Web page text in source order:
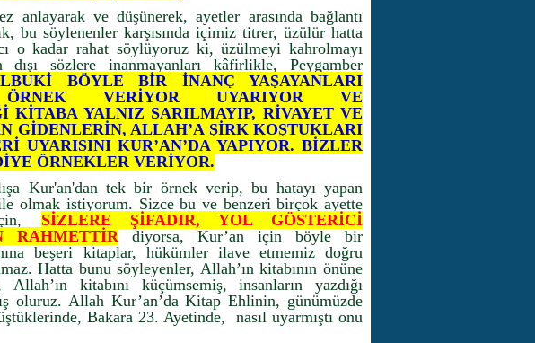
anlayarak ve düşünerek, ayetler arasında bağlantı
bu söylenenler karşısında içimiz titrer, üzülür hatta
o kadar rahat söylüyoruz ki, üzülmeyi kahrolmayı
sözlere inanmayanları kâfirlikle, Peygamber
BÖYLE BİR İNANÇ YAŞAYANLARI
VERİYOR UYARIYOR VE
KİTABA YALNIZ SARILMAYIP, RİVAYET VE
GİDENLERİN, ALLAH’A ŞİRK KOŞTUKLARI
UYARISINI KUR’AN’DA YAPIYOR. BİZLER
ÖRNEKLER VERİYOR.
Kur'an'dan tek bir örnek verip, bu hatayı yapan
olmak istiyorum. Sizce bu ve benzeri birçok ayette
SİZLERE ŞİFADIR, YOL GÖSTERİCİ
RAHMETTİRdiyorsa, Kur’an için böyle bir
beşeri kitaplar, hükümler ilave etmemiz doğru
Hatta bunu söyleyenler, Allah’ın kitabının önüne
kitabını küçümsemiş, insanların yazdığı
oluruz. Allah Kur’an’da Kitap Ehlinin, günümüzde
Bakara 23. Ayetinde, nasıl uyarmıştı onu